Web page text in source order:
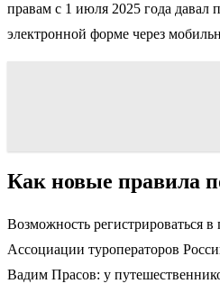
правам с 1 июля 2025 года давал
электронной форме через
Как новые правила
Возможность регистрироваться
Ассоциации туроператоров
Вадим Прасов: у